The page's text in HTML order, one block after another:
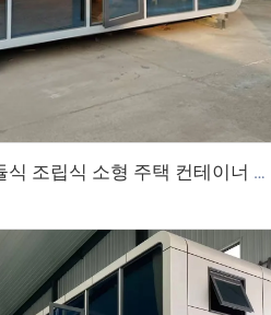
20 40피트 모듈식 조립식 소형 주택 컨테이너 사무실 휴대용 애플 하우스 포드 이동식 애플 캐빈